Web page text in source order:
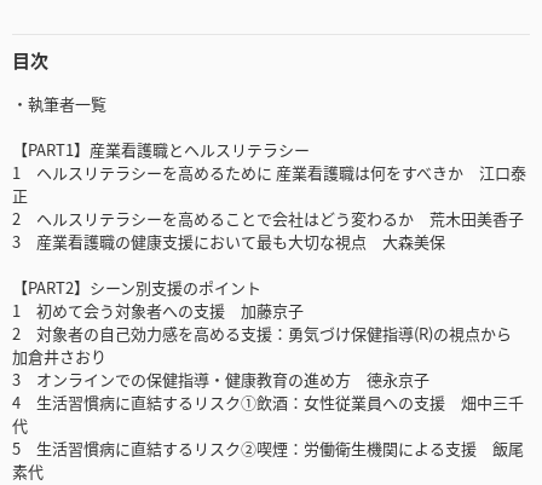
目次
・執筆者一覧
【PART1】産業看護職とヘルスリテラシー
1 ヘルスリテラシーを高めるために 産業看護職は何をすべきか 江口泰
正
2 ヘルスリテラシーを高めることで会社はどう変わるか 荒木田美香子
3 産業看護職の健康支援において最も大切な視点 大森美保
【PART2】シーン別支援のポイント
1 初めて会う対象者への支援 加藤京子
2 対象者の自己効力感を高める支援：勇気づけ保健指導(R)の視点から
加倉井さおり
3 オンラインでの保健指導・健康教育の進め方 德永京子
4 生活習慣病に直結するリスク①飲酒：女性従業員への支援 畑中三千
代
5 生活習慣病に直結するリスク②喫煙：労働衛生機関による支援 飯尾
素代